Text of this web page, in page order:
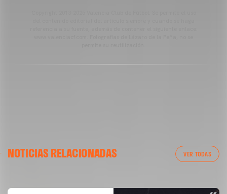
NOTICIAS RELACIONADAS VER TODAS
ENTRENAMIENTO DEL VALENCIA CF 04/03/26